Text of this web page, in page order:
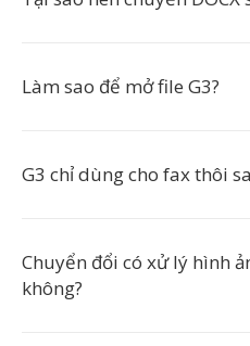
Làm sao để mở file G3?
G3 chỉ dùng cho fax thôi
Chuyển đổi có xử lý hình
không?